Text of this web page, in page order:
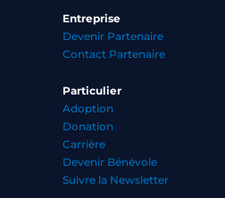
Entreprise
Devenir Partenaire
Contact Partenaire
Particulier
Adoption
Donation
Carrière
Devenir Bénévole
Suivre la Newsletter